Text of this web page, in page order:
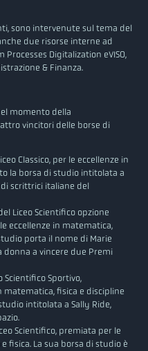
sono intervenute sul tema del
due risorse interne ad
Processes Digitalization eVISO,
& Finanza.
momento della
vincitori delle borse di
Classico, per le eccellenze in
la borsa di studio intitolata a
scrittrici italiane del
Liceo Scientifico opzione
eccellenze in matematica,
porta il nome di Marie
donna a vincere due Premi
Scientifico Sportivo,
fisica e discipline
intitolata a Sally Ride,
Scientifico, premiata per le
fisica. La sua borsa di studio è